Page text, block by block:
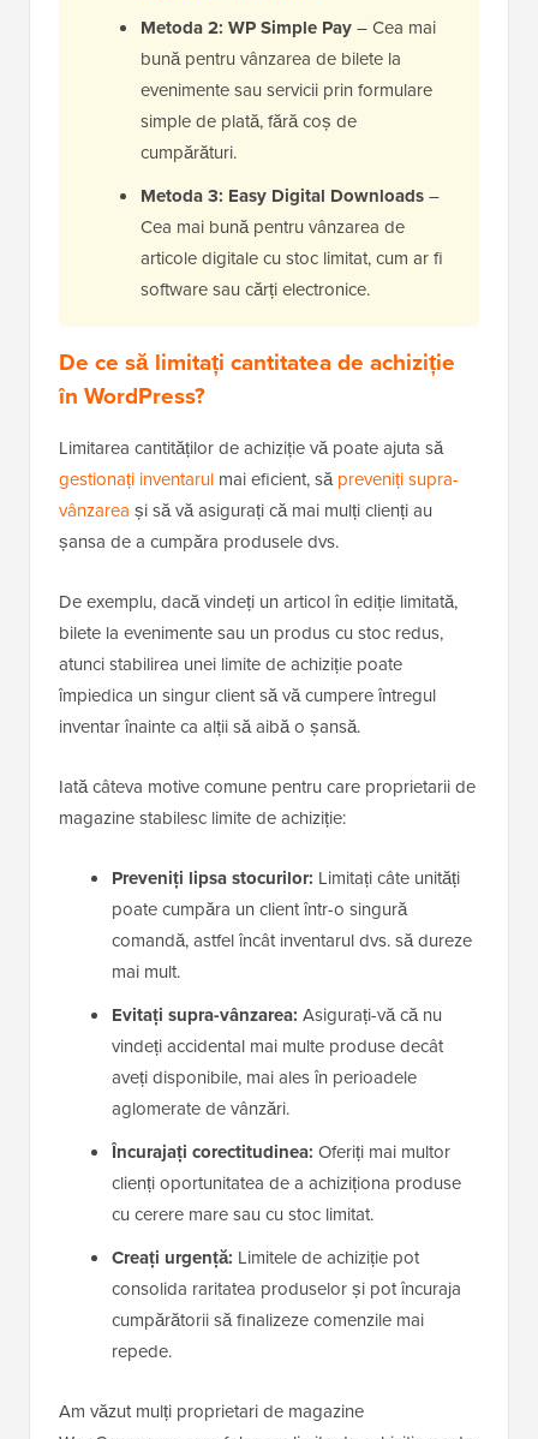
Metoda 2: WP Simple Pay– Cea mai
bună pentru vânzarea de bilete la
evenimente sau servicii prin formulare
simple de plată, fără coș de
cumpărături.
Metoda 3: Easy Digital Downloads–
Cea mai bună pentru vânzarea de
articole digitale cu stoc limitat, cum ar fi
software sau cărți electronice.
De ce să limitați cantitatea de achiziție
în WordPress?
Limitarea cantităților de achiziție vă poate ajuta să
gestionați inventarul mai eficient, săpreveniți supra-
vânzarea și să vă asigurați că mai mulți clienți au
șansa de a cumpăra produsele dvs.
De exemplu, dacă vindeți un articol în ediție limitată,
bilete la evenimente sau un produs cu stoc redus,
atunci stabilirea unei limite de achiziție poate
împiedica un singur client să vă cumpere întregul
inventar înainte ca alții să aibă o șansă.
Iată câteva motive comune pentru care proprietarii de
magazine stabilesc limite de achiziție:
Preveniți lipsa stocurilor: Limitați câte unități
poate cumpăra un client într-o singură
comandă, astfel încât inventarul dvs. să dureze
mai mult.
Evitați supra-vânzarea: Asigurați-vă că nu
vindeți accidental mai multe produse decât
aveți disponibile, mai ales în perioadele
aglomerate de vânzări.
Încurajați corectitudinea: Oferiți mai multor
clienți oportunitatea de a achiziționa produse
cu cerere mare sau cu stoc limitat.
Creați urgență: Limitele de achiziție pot
consolida raritatea produselor și pot încuraja
cumpărătorii să finalizeze comenzile mai
repede.
Am văzut mulți proprietari de magazine